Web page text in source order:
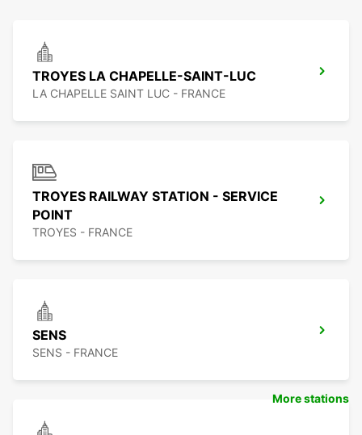
TROYES LA CHAPELLE-SAINT-LUC
LA CHAPELLE SAINT LUC - FRANCE
TROYES RAILWAY STATION - SERVICE
POINT
TROYES - FRANCE
SENS
SENS - FRANCE
More stations